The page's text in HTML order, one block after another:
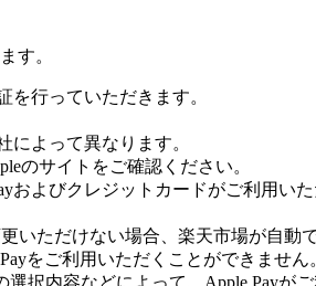
す。
を行っていただきます。
によって異なります。
のサイトをご確認ください。
およびクレジットカードがご利用
いただけない場合、楽天市場が自動
をご利用いただくことができません
択内容などによって、Apple Payが